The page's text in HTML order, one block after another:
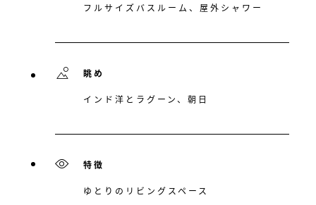
フルサイズバスルーム、屋外シャワー
眺め
インド洋とラグーン、朝日
特徴
ゆとりのリビングスペース